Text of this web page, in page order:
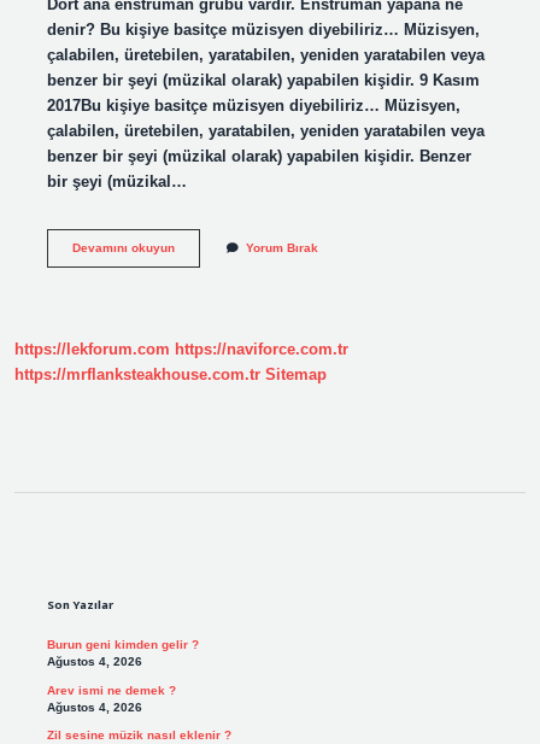
Dört ana enstrüman grubu vardır. Enstrüman yapana ne
denir? Bu kişiye basitçe müzisyen diyebiliriz… Müzisyen,
çalabilen, üretebilen, yaratabilen, yeniden yaratabilen veya
benzer bir şeyi (müzikal olarak) yapabilen kişidir. 9 Kasım
2017Bu kişiye basitçe müzisyen diyebiliriz… Müzisyen,
çalabilen, üretebilen, yaratabilen, yeniden yaratabilen veya
benzer bir şeyi (müzikal olarak) yapabilen kişidir. Benzer
bir şeyi (müzikal…
Devamını okuyunEnstrüman
Yorum Bırak
https://lekforum.com https://naviforce.com.tr
https://mrflanksteakhouse.com.tr Sitemap
Son Yazılar
Burun geni kimden gelir ?
Ağustos 4, 2026
Arev ismi ne demek ?
Ağustos 4, 2026
Zil sesine müzik nasıl eklenir ?